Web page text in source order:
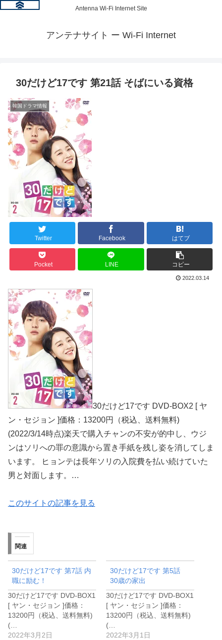
Antenna Wi-Fi Internet Site
アンテナサイト ー Wi-Fi Internet
30だけど17です 第21話 そばにいる資格
韓国ドラマ情報
Twitter Facebook はてブ
Pocket LINE コピー
2022.03.14
30だけど17です DVD-BOX2 [ ヤ
ン・セジョン ]価格：13200円（税込、送料無料)
(2022/3/14時点)楽天で購入チャンの不安が的中し、ウジ
ンはソリへの罪の意識から置き手紙を残し姿を消してしま
います。 ヒョンテは長年ソリの入院費を払い続けていた
男と対面します。…
このサイトの記事を見る
関連
30だけど17です 第7話 内
職に励む！
30だけど17です DVD-BOX1
[ ヤン・セジョン ]価格：
13200円（税込、送料無料)
(…
2022年3月2日
30だけど17です 第5話
30歳の家出
30だけど17です DVD-BOX1
[ ヤン・セジョン ]価格：
13200円（税込、送料無料)
(…
2022年3月1日